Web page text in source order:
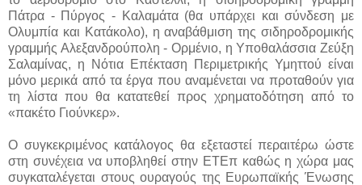
Πάτρα - Πύργος - Καλαμάτα (θα υπάρχει και σύνδεση με
Ολυμπία και Κατάκολο), η αναβάθμιση της σιδηροδρομικής
γραμμής Αλεξανδρούπολη - Ορμένιο, η Υποθαλάσσια Ζεύξη
Σαλαμίνας, η Νότια Επέκταση Περιμετρικής Υμηττού είναι
μόνο μερικά από τα έργα που αναμένεται να προταθούν για
τη λίστα που θα κατατεθεί προς χρηματοδότηση από το
«πακέτο Γιούνκερ».
Ο συγκεκριμένος κατάλογος θα εξεταστεί περαιτέρω ώστε
στη συνέχεια να υποβληθεί στην ΕΤΕπ καθώς η χώρα μας
συγκαταλέγεται στους ουραγούς της Ευρωπαϊκής Ένωσης